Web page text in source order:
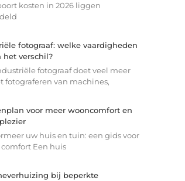
kosten in 2026 liggen
fotograaf: welke vaardigheden
het verschil?
fotograaf doet veel meer
fotograferen van machines,
voor meer wooncomfort en
uw huis en tuin: een gids voor
Een huis
bij beperkte